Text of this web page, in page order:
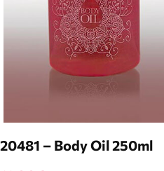
20481 – Body Oil 250ml